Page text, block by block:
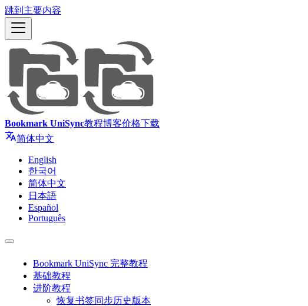
跳到主要内容
Bookmark UniSync教程博客价格下载
简体中文
English
한국어
简体中文
日本語
Español
Português
Bookmark UniSync 完整教程
基础教程
进阶教程
恢复书签同步历史版本